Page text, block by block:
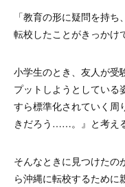
「教育の形に疑問を持
転校したことがきっかけ
小学生のとき、友人が受
プットしようとしている
すら標準化されていく周
きだろう……。』と考え
そんなときに見つけたの
ら沖縄に転校するために